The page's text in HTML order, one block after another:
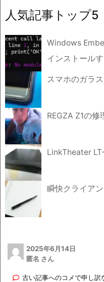
ブ
人気記事トップ5
Windows
インストール
スマホのガラ
REGZA Z1の修
LinkTheater
瞬快クライア
2025年6月14日
匿名 さん
古い記事へのコメで申し訳